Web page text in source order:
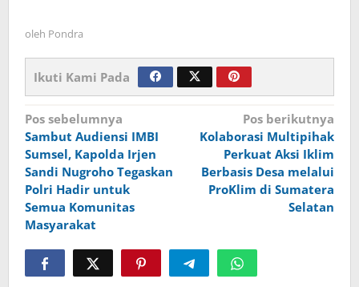
oleh Pondra
Ikuti Kami Pada
Navigasi
pos
Pos sebelumnya
Sambut Audiensi IMBI
Sumsel, Kapolda Irjen
Sandi Nugroho Tegaskan
Polri Hadir untuk
Semua Komunitas
Masyarakat
Pos berikutnya
Kolaborasi Multipihak
Perkuat Aksi Iklim
Berbasis Desa melalui
ProKlim di Sumatera
Selatan